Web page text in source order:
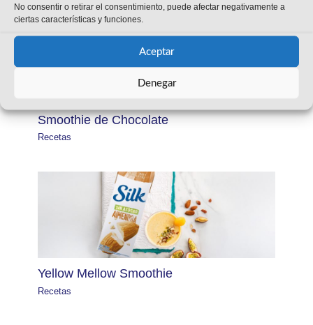
No consentir o retirar el consentimiento, puede afectar negativamente a
ciertas características y funciones.
Aceptar
Denegar
Smoothie de Chocolate
Recetas
Yellow Mellow Smoothie
Recetas